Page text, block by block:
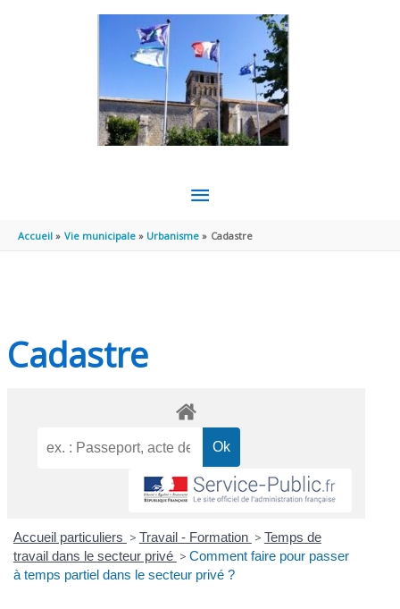
MENU
PRINCIPAL
Accueil Vie municipale Urbanisme Cadastre
Cadastre
Accueil particuliers > Travail - Formation > Temps de
travail dans le secteur privé > Comment faire pour passer
à temps partiel dans le secteur privé ?